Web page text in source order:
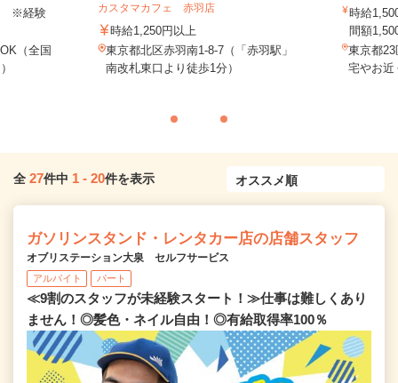
※経験
（全国
カスタマカフェ 赤羽店
時給1,250円以上
東京都北区赤羽南1-8-7（「赤羽駅」
南改札東口より徒歩1分）
時給
間額
東京都
宅やお近
全 27件中 1 - 20件を表示
ガソリンスタンド・レンタカー店の店舗スタッフ
オブリステーション大泉 セルフサービス
アルバイト パート
≪9割のスタッフが未経験スタート！≫仕事は難しくあり
ません！◎髪色・ネイル自由！◎有給取得率100％